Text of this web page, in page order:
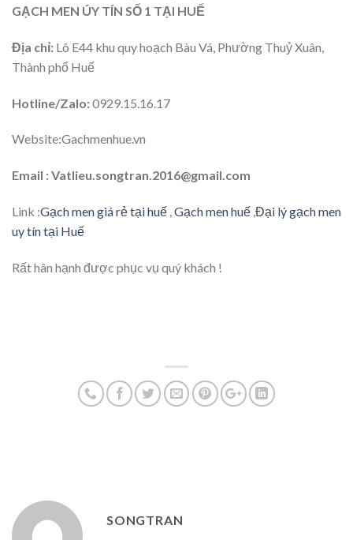
GẠCH MEN ÚY TÍN SỐ 1 TẠI HUẾ
Địa chỉ: Lô E44 khu quy hoạch Bàu Vá, Phường Thuỷ Xuân,
Thành phố Huế
Hotline/Zalo:0929.15.16.17
Website:Gachmenhue.vn
Email : Vatlieu.songtran.2016@gmail.com
Link :Gạch men giá rẻ tại huế ,Gạch men huế ,Đại lý gạch men
uy tín tại Huế
Rất hân hạnh được phục vụ quý khách !
SONGTRAN